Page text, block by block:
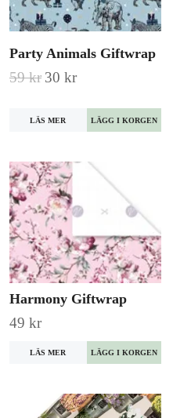
Party Animals Giftwrap
59 kr 30 kr
LÄS MER
Harmony Giftwrap
49 kr
LÄS MER